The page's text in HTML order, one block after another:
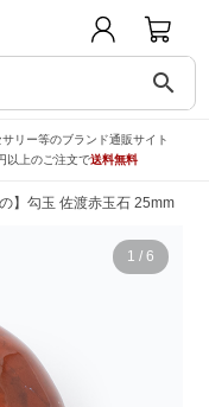
search
リー等のブランド通販サイト
以上のご注文で送料無料
の】勾玉 佐渡赤玉石 25mm【鑑
1 / 6